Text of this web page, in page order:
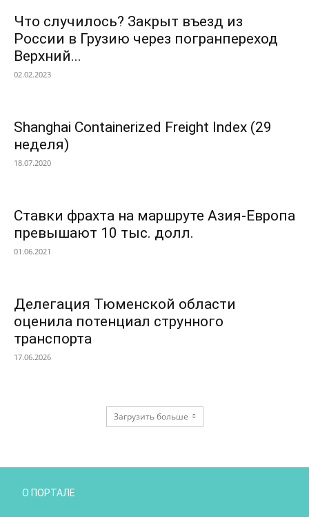
Что случилось? Закрыт въезд из
России в Грузию через погранпереход
Верхний...
02.02.2023
Shanghai Containerized Freight Index (29
неделя)
18.07.2020
Ставки фрахта на маршруте Азия-Европа
превышают 10 тыс. долл.
01.06.2021
Делегация Тюменской области
оценила потенциал струнного
транспорта
17.06.2026
Загрузить больше
О ПОРТАЛЕ